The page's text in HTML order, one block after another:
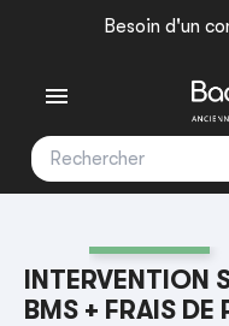
Besoin d'un

INTERVENTION
BMS + FRAIS DE